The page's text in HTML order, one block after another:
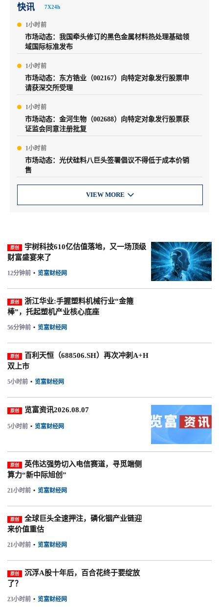
快讯 7X24h
1小时前
市场动态：我国牵头修订的黑色金属材料热处理基础领
域国际标准发布
1小时前
市场动态：东方锆业（002167）向特定对象发行股票申
请获深交所受理
1小时前
市场动态：金河生物（002688）向特定对象发行股票获
证监会同意注册批复
1小时前
市场动态：光伏硅料八巨头签署倡议不得低于成本价销
售
VIEW MORE 
原创
宇树科技610亿估值落地，又一场顶级
财富盛宴来了
12分钟前 • 览富财经网
原创
浙江华业:手握塑料机械行业“金箍
棒”，托起塑机产业核心底座
56分钟前 • 览富财经网
原创
百利天恒（688506.SH）再次冲刺A+H
双上市
5小时前 • 览富财经网
原创 览富资讯2026.08.07
5小时前 • 览富财经网
原创
英伟达强势切入电信赛道，寻觅端侧
算力“新中际旭创”
21小时前 • 览富财经网
原创
全球巨头全速押注，磷化铟产业链迎
来价值重估
21小时前 • 览富财经网
原创
沉浮A股十年后，百合花终于要绽放
了？
23小时前 • 览富财经网